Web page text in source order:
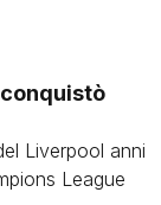
Liverpool anni
League